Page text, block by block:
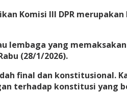
Komisi III DPR
lembaga yang
(28/1/2026).
final dan konstitusional.
terhadap konstitusi yang